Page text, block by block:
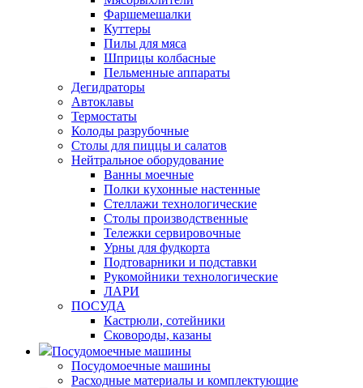
Фаршемешалки
Куттеры
Пилы для мяса
Шприцы колбасные
Пельменные аппараты
Дегидраторы
Автоклавы
Термостаты
Колоды разрубочные
Столы для пиццы и салатов
Нейтральное оборудование
Ванны моечные
Полки кухонные настенные
Стеллажи технологические
Столы производственные
Тележки сервировочные
Урны для фудкорта
Подтоварники и подставки
Рукомойники технологические
ЛАРИ
ПОСУДА
Кастрюли, сотейники
Сковороды, казаны
Посудомоечные машины
Посудомоечные машины
Расходные материалы и комплектующие